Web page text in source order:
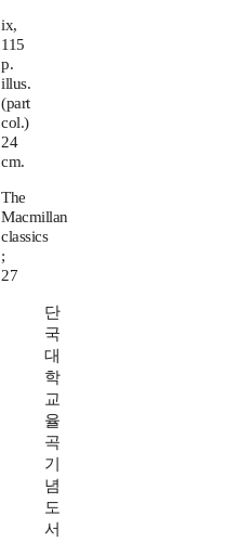
ix,
115
p.
illus.
(part
col.)
24
cm.
The
Macmillan
classics
;
27
단
국
대
학
교
율
곡
기
념
도
서